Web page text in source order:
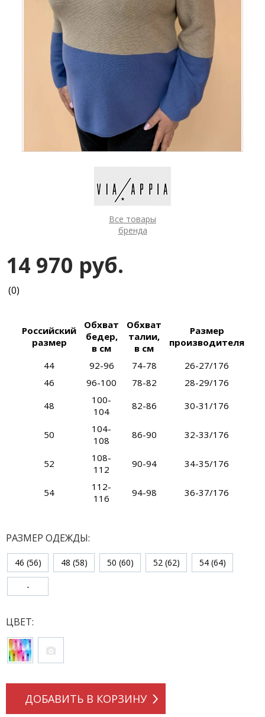
Все товары
бренда
14 970 руб.
(0)
Российский
размер
Обхват
бедер,
в см
Обхват
талии,
в см
Размер
производителя
44
92-96 74-78
26-27/176
46
96-100 78-82
28-29/176
48
100-
104
82-86 30-31/176
50
104-
108
86-90 32-33/176
52
108-
112
90-94 34-35/176
54
112-
116
94-98 36-37/176
РАЗМЕР ОДЕЖДЫ:
46 (56) 48 (58) 50 (60) 52 (62) 54 (64)
-
ЦВЕТ:
ДОБАВИТЬ В КОРЗИНУ